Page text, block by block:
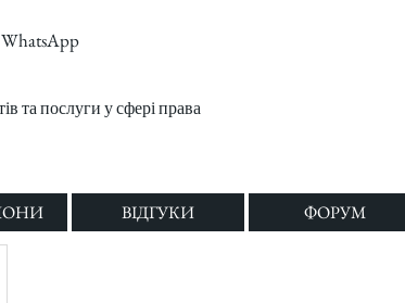
WhatsApp
та послуги у сфері права
ВІДГУКИ ФОРУМ